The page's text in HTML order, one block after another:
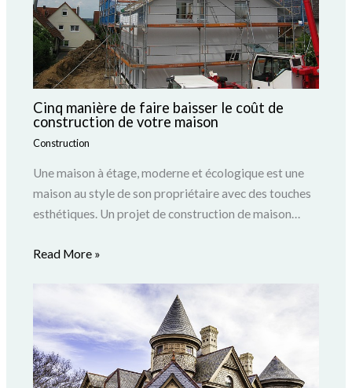
Cinq manière de faire baisser le coût de
construction de votre maison
Construction
Une maison à étage, moderne et écologique est une
maison au style de son propriétaire avec des touches
esthétiques. Un projet de construction de maison…
Read More »